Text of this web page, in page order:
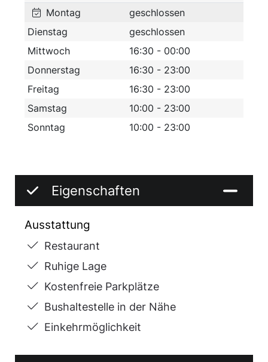
lustiger Kegelabend auf einer der beiden DBK-
Kegelbahnen bietet eine gelungene
Abwechslung.
Veranstaltungen über das Jahr verteilt bieten
immer wieder Highlights jeder Art.
Montag
geschlossen
Dienstag
geschlossen
Mittwoch
16:30 - 00:00
Donnerstag
16:30 - 23:00
Freitag
16:30 - 23:00
Samstag
10:00 - 23:00
Sonntag
10:00 - 23:00
Eigenschaften
Ausstattung
Restaurant
Ruhige Lage
Kostenfreie Parkplätze
Bushaltestelle in der Nähe
Einkehrmöglichkeit